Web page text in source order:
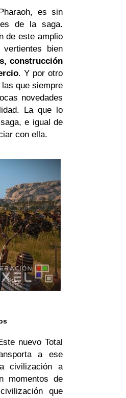
es sin
de la saga.
de este amplio
bien
construcción
. Y por otro
las que siempre
novedades
La que lo
e igual de
con ella.
nuevo Total
a ese
civilización a
momentos de
que